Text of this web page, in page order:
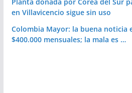
en Villavicencio sigue sin uso
Colombia Mayor: la buena noticia
$400.000 mensuales; la mala es …